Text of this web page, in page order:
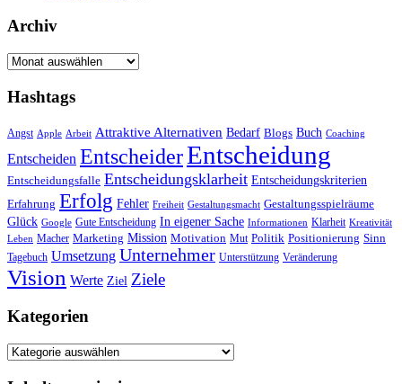
Archiv
Archiv
Hashtags
Angst Apple Arbeit Attraktive Alternativen Bedarf Blogs Buch Coaching
Entscheiden EntscheiderEntscheidung
Entscheidungsfalle Entscheidungsklarheit Entscheidungskriterien
Erfahrung Erfolg Fehler Freiheit Gestaltungsmacht Gestaltungsspielräume
Glück Google Gute Entscheidung In eigener Sache Informationen Klarheit Kreativität
Leben Macher Marketing Mission Motivation Mut Politik Positionierung Sinn
Tagebuch Umsetzung Unternehmer Unterstützung Veränderung
Vision Werte Ziel Ziele
Kategorien
Kategorien